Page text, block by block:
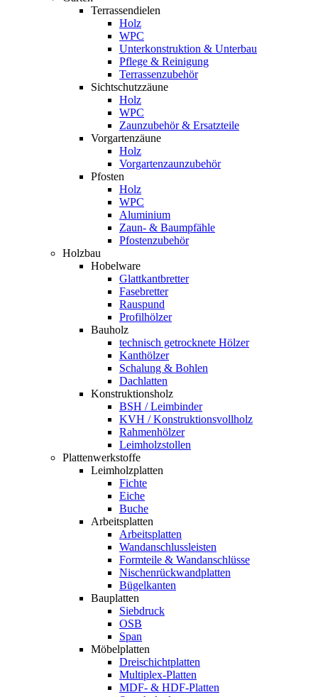
Terrassendielen
Holz
WPC
Unterkonstruktion & Unterbau
Pflege & Reinigung
Terrassenzubehör
Sichtschutzzäune
Holz
WPC
Zaunzubehör & Ersatzteile
Vorgartenzäune
Holz
Vorgartenzaunzubehör
Pfosten
Holz
WPC
Aluminium
Zaun- & Baumpfähle
Pfostenzubehör
Holzbau
Hobelware
Glattkantbretter
Fasebretter
Rauspund
Profilhölzer
Bauholz
technisch getrocknete Hölzer
Kanthölzer
Schalung & Bohlen
Dachlatten
Konstruktionsholz
BSH / Leimbinder
KVH / Konstruktionsvollholz
Rahmenhölzer
Leimholzstollen
Plattenwerkstoffe
Leimholzplatten
Fichte
Eiche
Buche
Arbeitsplatten
Arbeitsplatten
Wandanschlussleisten
Formteile & Wandanschlüsse
Nischenrückwandplatten
Bügelkanten
Bauplatten
Siebdruck
OSB
Span
Möbelplatten
Dreischichtplatten
Multiplex-Platten
MDF- & HDF-Platten